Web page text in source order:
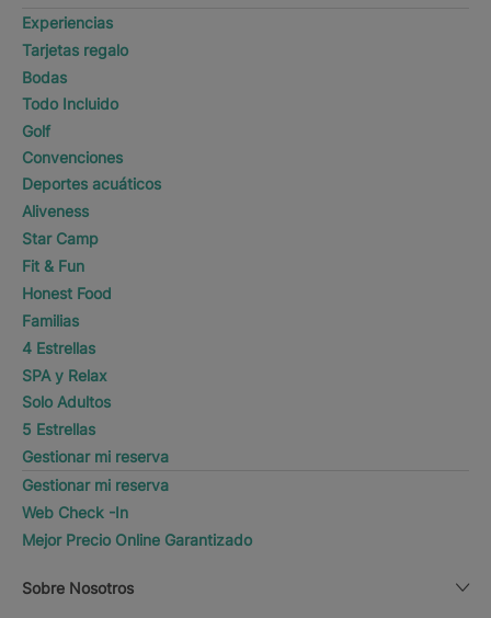
Experiencias
Tarjetas regalo
Bodas
Todo Incluido
Golf
Convenciones
Deportes acuáticos
Aliveness
Star Camp
Fit & Fun
Honest Food
Familias
4 Estrellas
SPA y Relax
Solo Adultos
5 Estrellas
Gestionar mi reserva
Gestionar mi reserva
Web Check -In
Mejor Precio Online Garantizado
Sobre Nosotros